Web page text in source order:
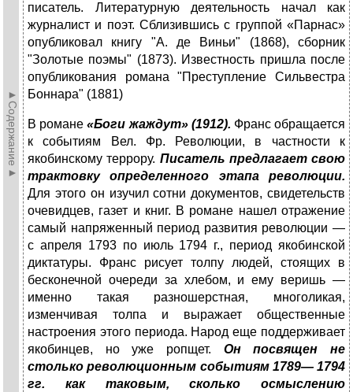
►Содержание►
писатель. Литературную деятельность начал как
журналист и поэт. Сблизившись с группой «Парнас»
опубликовал книгу "А. де Виньи" (1868), сборник
"Золотые поэмы" (1873). Известность пришла после
опубликования романа "Преступление Сильвестра
Боннара" (1881)
В романе«Боги жаждут» (1912). Франс обращается
к событиям Вел. Фр. Революции, в частности к
якобинскому террору. Писатель предлагает свою
трактовку определенного этапа революции.
Для этого он изучил сотни документов, свидетельств
очевидцев, га­зет и книг. В романе нашел отражение
самый напряженный период развития революции —
с апреля 1793 по июль 1794 г., период якобинской
диктатуры. Франс рисует толпу людей, стоя­щих в
бесконечной очереди за хлебом, и ему веришь —
именно такая разношерстная, многоликая,
изменчивая толпа и выра­жает общественные
настроения этого периода. Народ еще под­держивает
якобинцев, но уже ропщет. Он посвящен не
столько революционным событиям 1789— 1794
гг. как таковым, сколько осмыслению